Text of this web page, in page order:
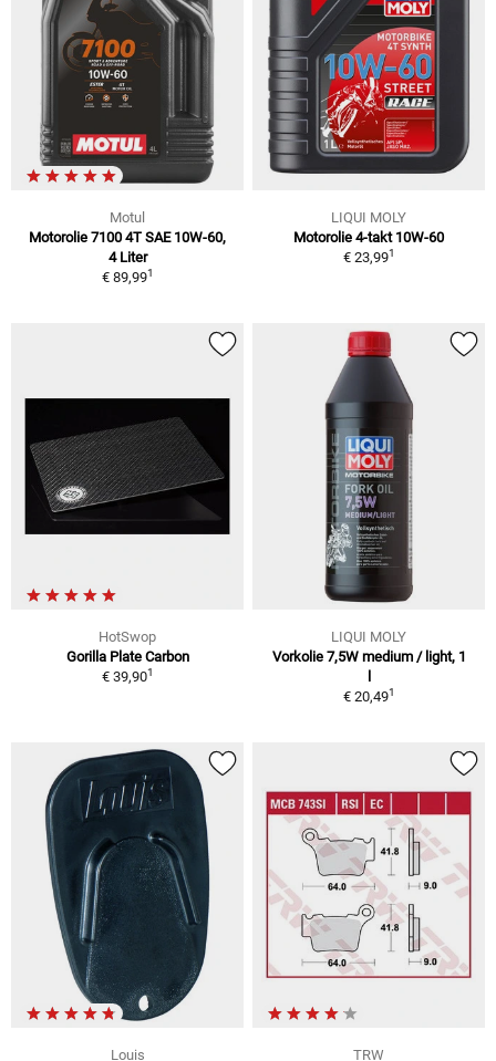
Motul
Motorolie 7100 4T SAE 10W-60,
4 Liter
€ 89,991
LIQUI MOLY
Motorolie 4-takt 10W-60
€ 23,991
HotSwop
Gorilla Plate Carbon
€ 39,901
LIQUI MOLY
Vorkolie 7,5W medium / light, 1
l
€ 20,491
Louis TRW